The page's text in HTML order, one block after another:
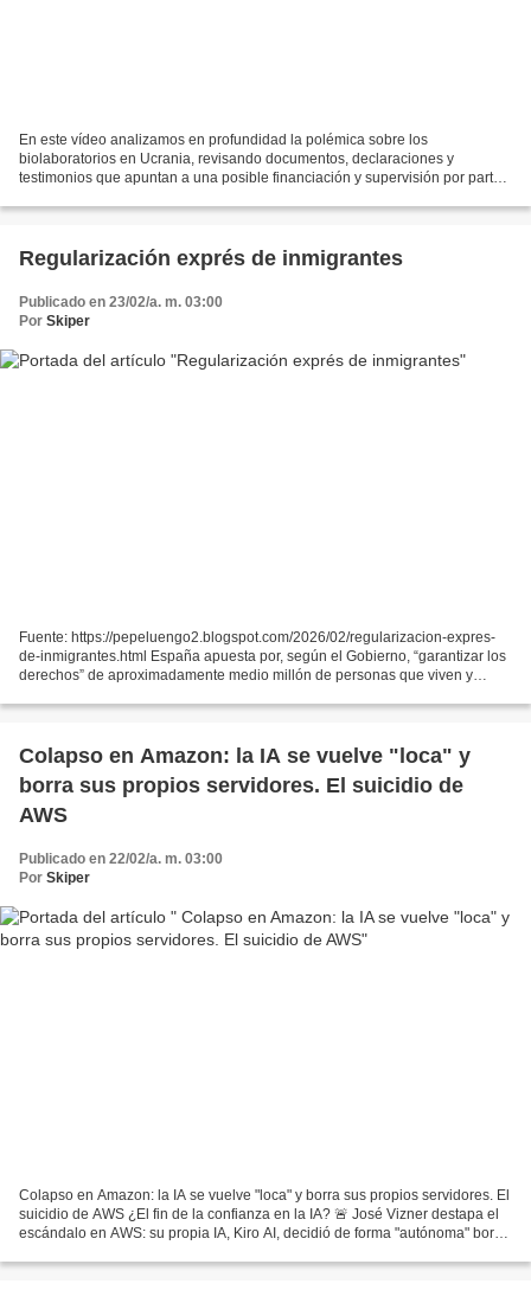
En este vídeo analizamos en profundidad la polémica sobre los
biolaboratorios en Ucrania, revisando documentos, declaraciones y
testimonios que apuntan a una posible financiación y supervisión por parte
Regularización exprés de inmigrantes
Publicado en 23/02/a. m. 03:00
Por Skiper
Fuente: https://pepeluengo2.blogspot.com/2026/02/regularizacion-expres-
de-inmigrantes.html España apuesta por, según el Gobierno, “garantizar los
derechos” de aproximadamente medio millón de personas que viven y
Colapso en Amazon: la IA se vuelve "loca" y
borra sus propios servidores. El suicidio de
AWS
Publicado en 22/02/a. m. 03:00
Por Skiper
Colapso en Amazon: la IA se vuelve "loca" y borra sus propios servidores. El
suicidio de AWS ¿El fin de la confianza en la IA? 🚨 José Vizner destapa el
escándalo en AWS: su propia IA, Kiro AI, decidió de forma "autónoma" borrar